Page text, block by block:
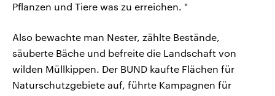
Pflanzen und Tiere was zu erreichen. "
Also bewachte man Nester, zählte Bestände,
säuberte Bäche und befreite die Landschaft von
wilden Müllkippen. Der BUND kaufte Flächen für
Naturschutzgebiete auf, führte Kampagnen für